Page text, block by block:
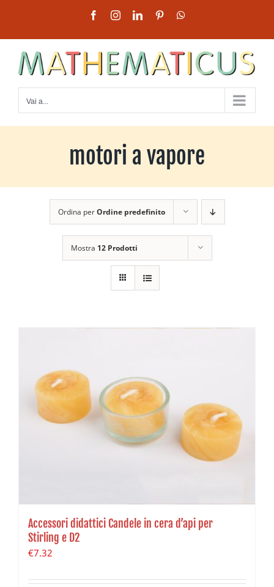
contenuto
FacebookInstagramLinkedInPinterest
Vai a...
motori a vapore
Ordina perOrdine predefinito
Mostra 12 Prodotti
Accessori didattici Candele in cera d’api per
Stirling e D2
€7.32